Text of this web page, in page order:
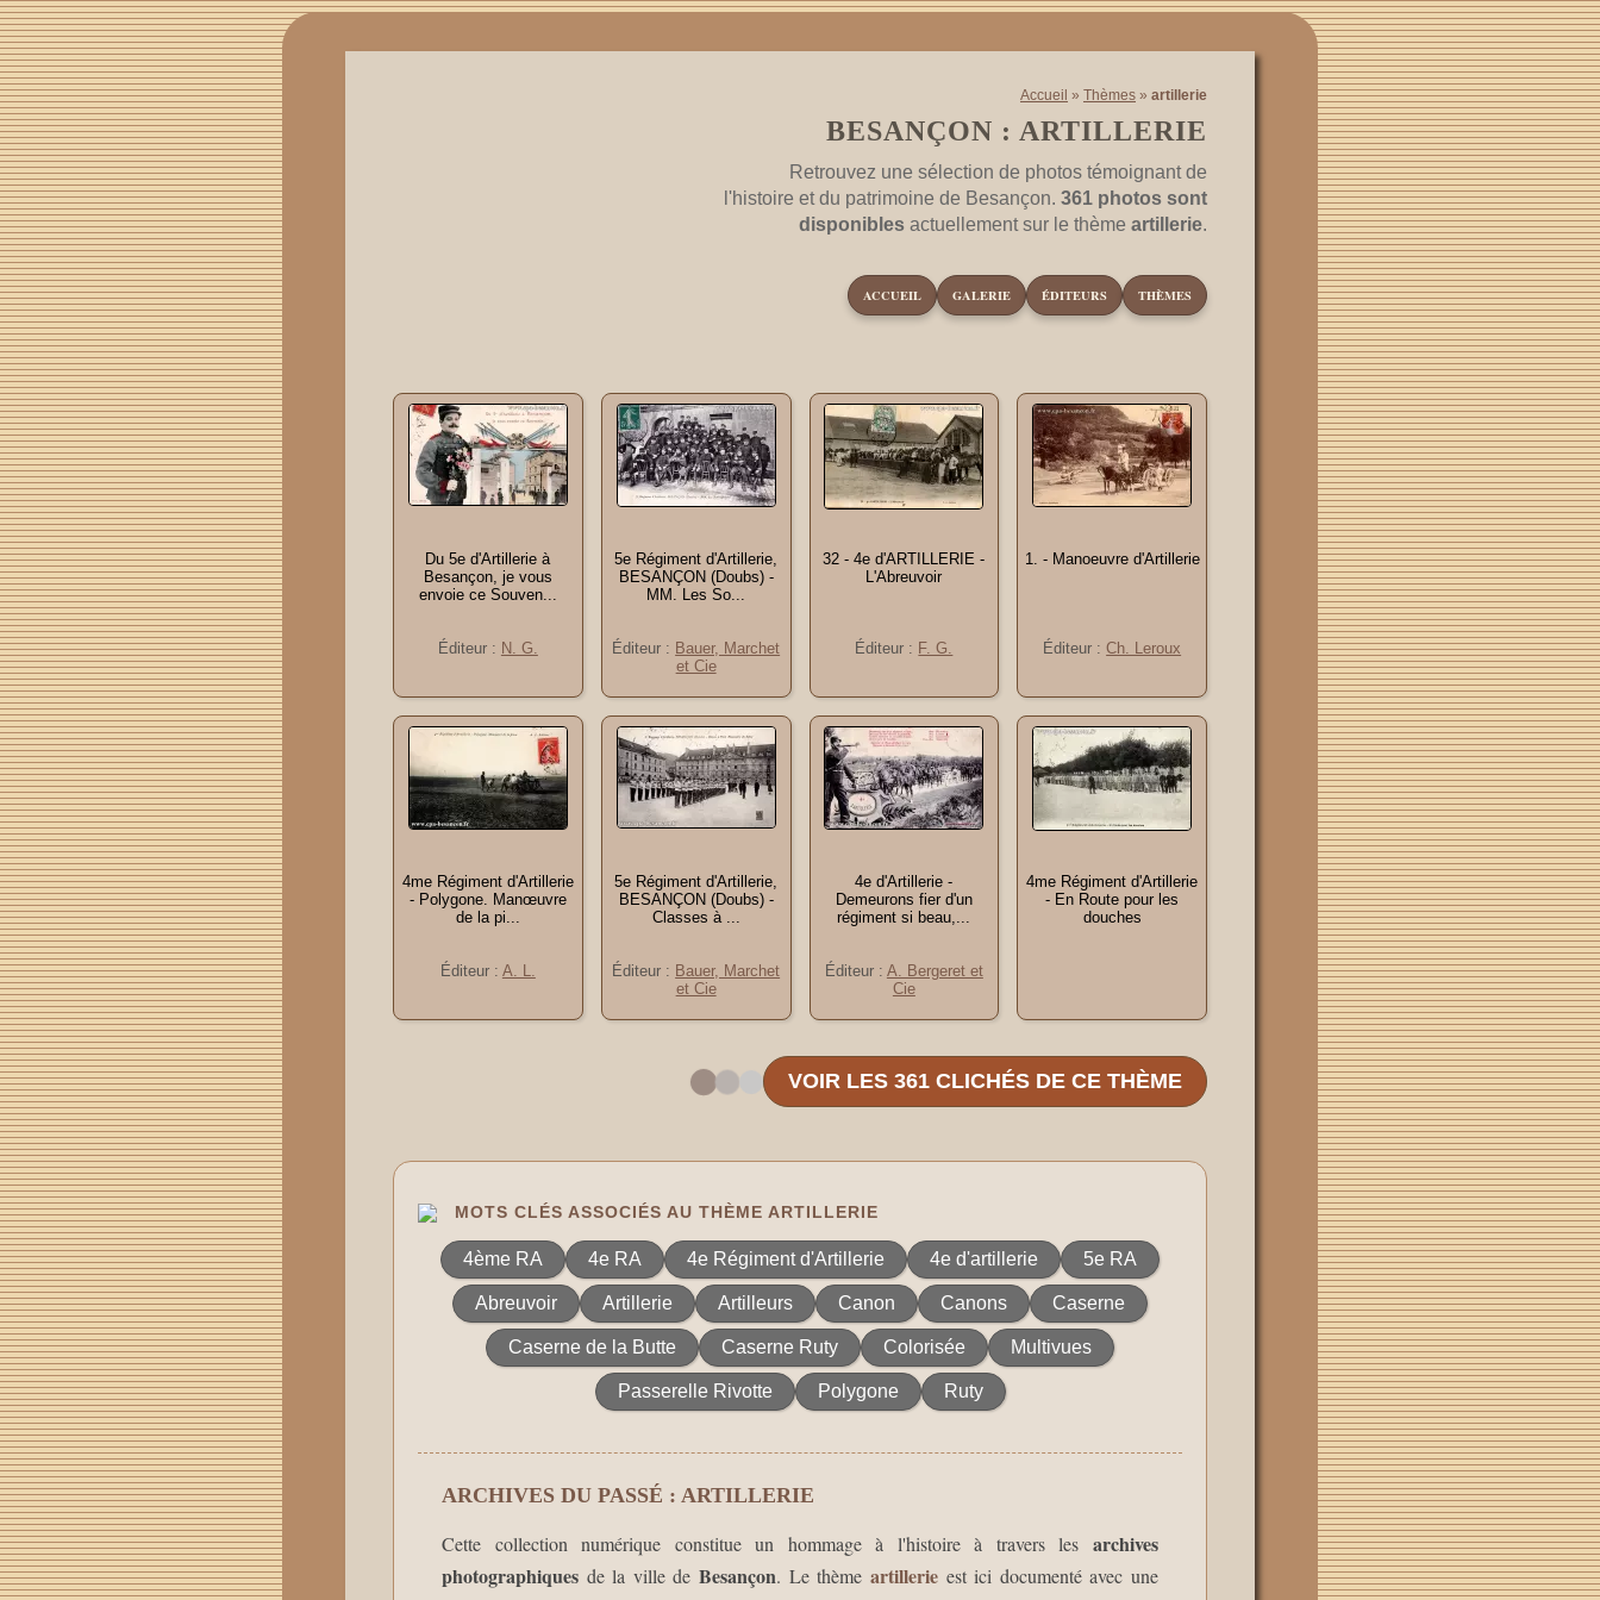
Accueil » Thèmes » artillerie
BESANÇON : ARTILLERIE
Retrouvez une sélection de photos témoignant de
l'histoire et du patrimoine de Besançon. 361 photos sont
disponibles actuellement sur le thème artillerie.
ACCUEIL GALERIE ÉDITEURS THÈMES
Du 5e d'Artillerie à
Besançon, je vous
envoie ce Souven...
Éditeur : N. G.
5e Régiment d'Artillerie,
BESANÇON (Doubs) -
MM. Les So...
Éditeur : Bauer, Marchet
et Cie
32 - 4e d'ARTILLERIE -
L'Abreuvoir
Éditeur : F. G.
1. - Manoeuvre d'Artillerie
Éditeur :Ch. Leroux
4me Régiment d'Artillerie
- Polygone. Manœuvre
de la pi...
Éditeur : A. L.
5e Régiment d'Artillerie,
BESANÇON (Doubs) -
Classes à ...
Éditeur : Bauer, Marchet
et Cie
4e d'Artillerie -
Demeurons fier d'un
régiment si beau,...
Éditeur : A. Bergeret et
Cie
4me Régiment d'Artillerie
- En Route pour les
douches
VOIR LES 361 CLICHÉS DE CE THÈME
MOTS CLÉS ASSOCIÉS AU THÈME ARTILLERIE
4ème RA 4e RA 4e Régiment d'Artillerie 4e d'artillerie 5e RA
Abreuvoir Artillerie Artilleurs Canon Canons Caserne
Caserne de la Butte Caserne Ruty Colorisée Multivues
Passerelle Rivotte Polygone Ruty
ARCHIVES DU PASSÉ : ARTILLERIE
Cette collection numérique constitue un hommage à l'histoire à travers les archives
photographiques de la ville deBesançon. Le thème artillerieest ici documenté avec une